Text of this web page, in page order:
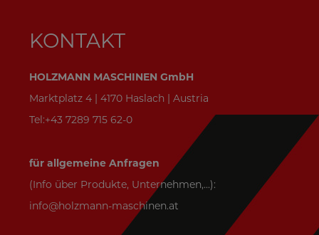
KONTAKT
HOLZMANN MASCHINEN GmbH
Marktplatz 4 | 4170 Haslach | Austria
Tel:+43 7289 715 62-0
für allgemeine Anfragen
(Info über Produkte, Unternehmen,...):
info@holzmann-maschinen.at